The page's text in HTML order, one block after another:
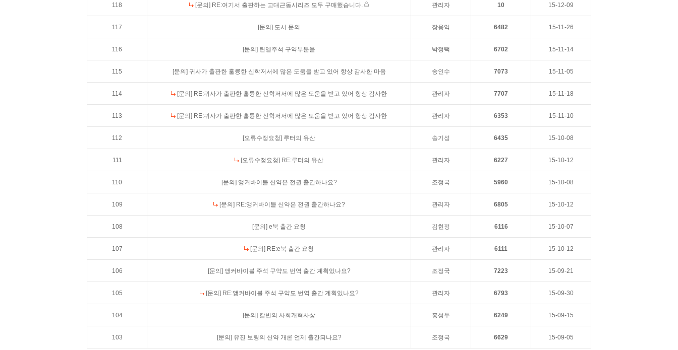
118 [문의] RE:여기서 출판하는 고대근동시리즈 모두 구매했습니다. 관리자 10 15-12-09
117 [문의] 도서 문의 장용익 6482 15-11-26
116 [문의] 틴델주석 구약부분을 박정택 6702 15-11-14
115 [문의] 귀사가 출판한 훌륭한 신학저서에 많은 도움을 받고 있어 항상 감사한 마음 송인수 7073 15-11-05
114 [문의] RE:귀사가 출판한 훌륭한 신학저서에 많은 도움을 받고 있어 항상 감사한 관리자 7707 15-11-18
113 [문의] RE:귀사가 출판한 훌륭한 신학저서에 많은 도움을 받고 있어 항상 감사한 관리자 6353 15-11-10
112 [오류수정요청] 루터의 유산 송기성 6435 15-10-08
111 [오류수정요청] RE:루터의 유산 관리자 6227 15-10-12
110 [문의] 앵커바이블 신약은 전권 출간하나요? 조정국 5960 15-10-08
109 [문의] RE:앵커바이블 신약은 전권 출간하나요? 관리자 6805 15-10-12
108 [문의] e북 출간 요청 김현정 6116 15-10-07
107 [문의] RE:e북 출간 요청 관리자 6111 15-10-12
106 [문의] 앵커바이블 주석 구약도 번역 출간 계획있나요? 조정국 7223 15-09-21
105 [문의] RE:앵커바이블 주석 구약도 번역 출간 계획있나요? 관리자 6793 15-09-30
104 [문의] 칼빈의 사회개혁사상 홍성두 6249 15-09-15
103 [문의] 유진 보링의 신약 개론 언제 출간되나요? 조정국 6629 15-09-05